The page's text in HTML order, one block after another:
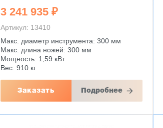
3 241 935 ₽
Артикул: 13410
Макс. диаметр инструмента: 300 мм
Макс. длина ножей: 300 мм
Мощность: 1,59 кВт
Вес: 910 кг
Заказать Подробнее